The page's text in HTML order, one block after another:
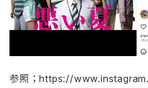
参照；https://